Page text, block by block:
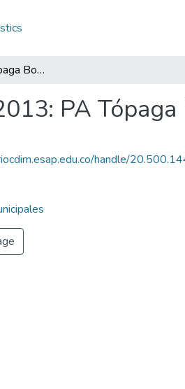
Plan de Acción Tópaga Boyacá 2013: PA Tópaga Boyacá 2013
PA
handle/